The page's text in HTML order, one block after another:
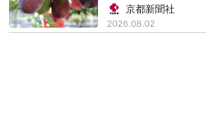
京都新聞社
2026.08.02